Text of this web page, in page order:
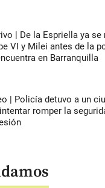
| De la Espriella ya
VI y Milei antes de la
en Barranquilla
| Policía detuvo a un
romper la